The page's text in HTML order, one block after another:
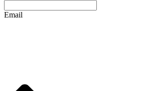
Email